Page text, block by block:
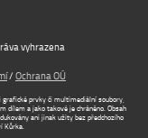
vyhrazena
/Ochrana OÚ
prvky či multimediální soubory,
dílem a jako takové je chráněno. Obsah
ani jinak užity bez předchozího
Kůrka.